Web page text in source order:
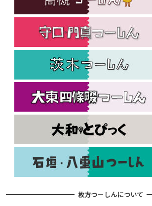
枚方つーしんについて